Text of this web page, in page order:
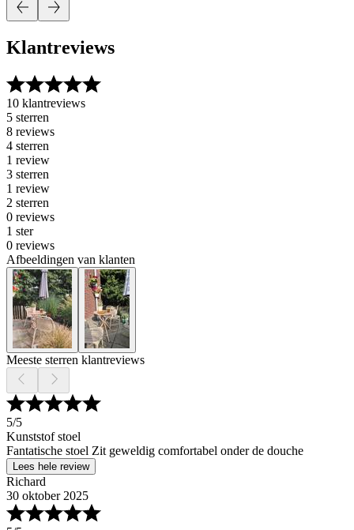
Klantreviews
10 klantreviews
5 sterren
8 reviews
4 sterren
1 review
3 sterren
1 review
2 sterren
0 reviews
1 ster
0 reviews
Afbeeldingen van klanten
Meeste sterren klantreviews
5/5
Kunststof stoel
Fantatische stoel Zit geweldig comfortabel onder de douche
Lees hele review
Richard
30 oktober 2025